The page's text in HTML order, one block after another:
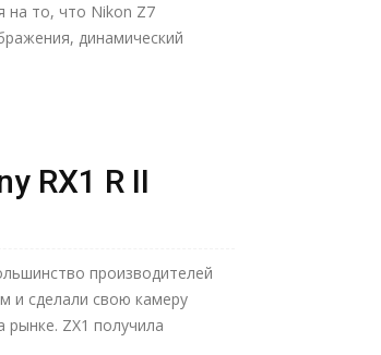
на то, что Nikon Z7
динамический
RX1 R II
производителей
и сделали свою камеру
ZX1 получила